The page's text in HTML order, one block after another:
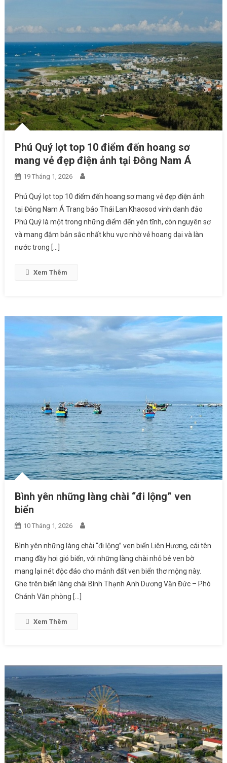
Phú Quý lọt top 10 điểm đến hoang sơ
mang vẻ đẹp điện ảnh tại Đông Nam Á
19 Tháng 1, 2026
Phú Quý lọt top 10 điểm đến hoang sơ mang vẻ đẹp điện ảnh
tại Đông Nam Á Trang báo Thái Lan Khaosod vinh danh đảo
Phú Quý là một trong những điểm đến yên tĩnh, còn nguyên sơ
và mang đậm bản sắc nhất khu vực nhờ vẻ hoang dại và làn
nước trong […]
Xem Thêm
Bình yên những làng chài “đi lộng” ven
biển
10 Tháng 1, 2026
Bình yên những làng chài “đi lộng” ven biển Liên Hương, cái tên
mang đầy hơi gió biển, với những làng chài nhỏ bé ven bờ
mang lại nét độc đáo cho mảnh đất ven biển thơ mộng này.
Ghe trên biển làng chài Bình Thạnh Anh Dương Văn Đức – Phó
Chánh Văn phòng […]
Xem Thêm